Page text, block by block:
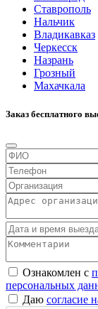
Ставрополь
Нальчик
Владикавказ
Черкесск
Назрань
Грозный
Махачкала
Заказ бесплатного
Ознакомлен с
персональных
Даю согласие